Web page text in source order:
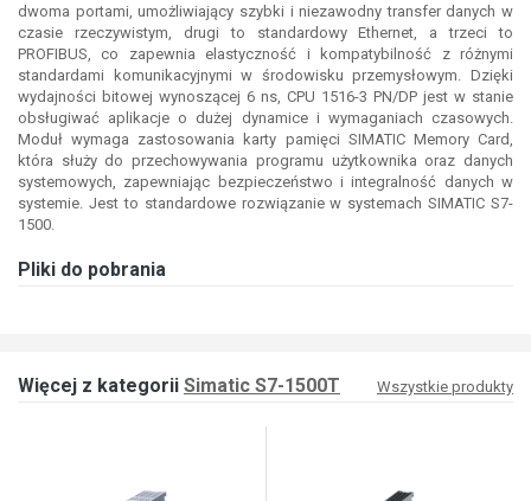
dwoma portami, umożliwiający szybki i niezawodny transfer danych w
czasie rzeczywistym, drugi to standardowy Ethernet, a trzeci to
PROFIBUS, co zapewnia elastyczność i kompatybilność z różnymi
standardami komunikacyjnymi w środowisku przemysłowym. Dzięki
wydajności bitowej wynoszącej 6 ns, CPU 1516-3 PN/DP jest w stanie
obsługiwać aplikacje o dużej dynamice i wymaganiach czasowych.
Moduł wymaga zastosowania karty pamięci SIMATIC Memory Card,
która służy do przechowywania programu użytkownika oraz danych
systemowych, zapewniając bezpieczeństwo i integralność danych w
systemie. Jest to standardowe rozwiązanie w systemach SIMATIC S7-
1500.
Pliki do pobrania
Więcej z kategorii Simatic S7-1500T Wszystkie produkty